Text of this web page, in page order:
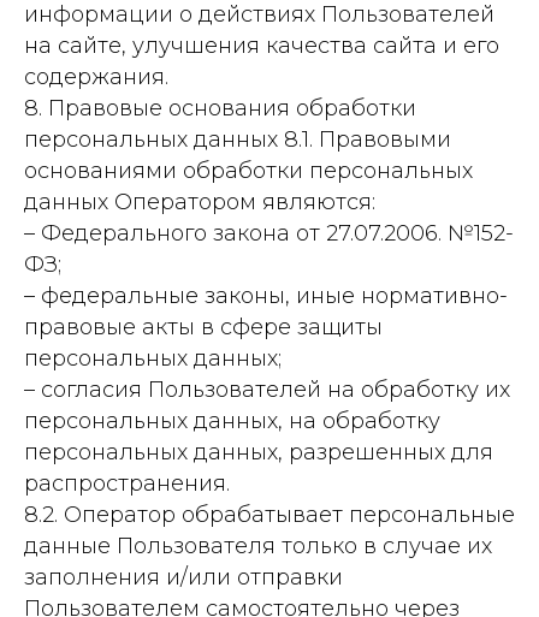
информации о действиях Пользователей
на сайте, улучшения качества сайта и его
содержания.
8. Правовые основания обработки
персональных данных 8.1. Правовыми
основаниями обработки персональных
данных Оператором являются:
– Федерального закона от 27.07.2006. №152-
ФЗ;
– федеральные законы, иные нормативно-
правовые акты в сфере защиты
персональных данных;
– согласия Пользователей на обработку их
персональных данных, на обработку
персональных данных, разрешенных для
распространения.
8.2. Оператор обрабатывает персональные
данные Пользователя только в случае их
заполнения и/или отправки
Пользователем самостоятельно через